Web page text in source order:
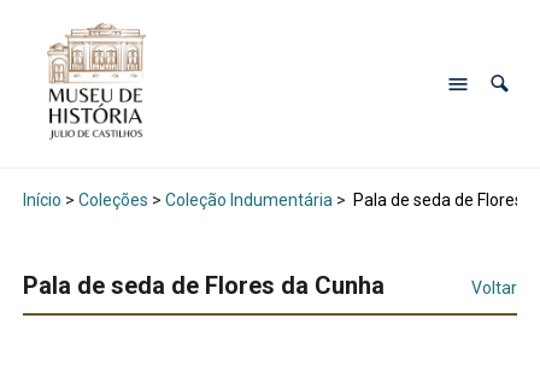
Início > Coleções > Coleção Indumentária > Pala de seda de Flores
Pala de seda de Flores da Cunha Voltar